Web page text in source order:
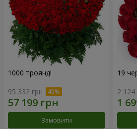
1000 троянд!
95 332 грн
Замовити
19
2 124